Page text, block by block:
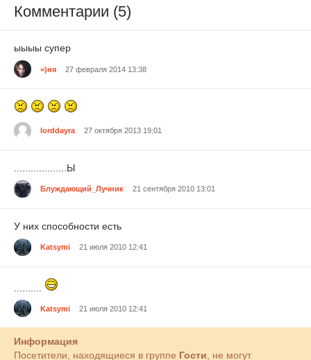
Комментарии (5)
ыыыы супер
=)ня 27 февраля 2014 13:38
lorddayra 27 октября 2013 19:01
...................Ы
Блуждающий_Лучник 21 сентября 2010 13:01
У них способности есть
Katsymi 21 июля 2010 12:41
Katsymi 21 июля 2010 12:41
Информация
Посетители, находящиеся в группе Гости, не могут